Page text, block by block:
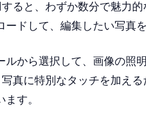
ると、わずか数分で魅力
ードして、編集したい写真
ルから選択して、画像の照
真に特別なタッチを加え
す。